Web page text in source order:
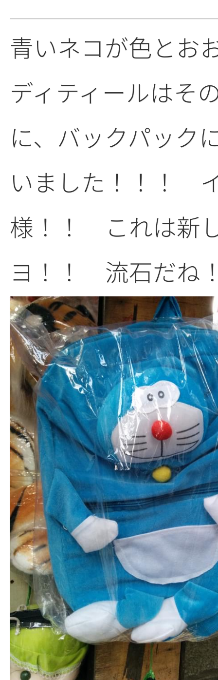
青いネコが色とお
ディティールはそ
に、バックパック
いました！！！
様！！ これは新
ヨ！！ 流石だね